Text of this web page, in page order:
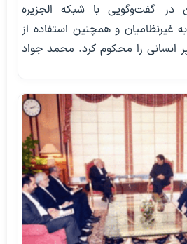
در گفت‌وگویی با شبکه الجزیره
غیرنظامیان و همچنین استفاده از
انسانی را محکوم کرد. محمد جواد